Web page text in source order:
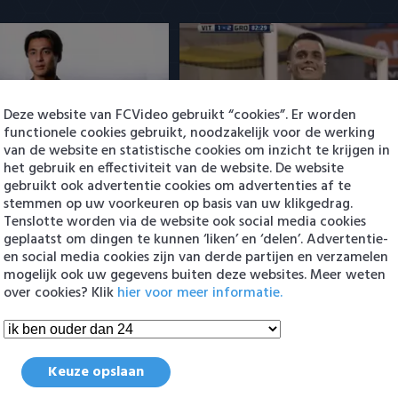
na PSV-transfer: PSV presenteert Filip Kostic:
Serviër tekent voor t…
6 augustus 2026 16:30
na PSV-transfer: Samenvatting sc Cambuur -
Deze website van FCVideo gebruikt “cookies”. Er worden
functionele cookies gebruikt, noodzakelijk voor de werking
van de website en statistische cookies om inzicht te krijgen in
het gebruik en effectiviteit van de website. De website
gebruikt ook advertentie cookies om advertenties af te
stemmen op uw voorkeuren op basis van uw klikgedrag.
Tenslotte worden via de website ook social media cookies
geplaatst om dingen te kunnen ‘liken’ en ‘delen’. Advertentie-
en social media cookies zijn van derde partijen en verzamelen
mogelijk ook uw gegevens buiten deze websites. Meer weten
over cookies? Klikhier voor meer informatie.
Keuze opslaan